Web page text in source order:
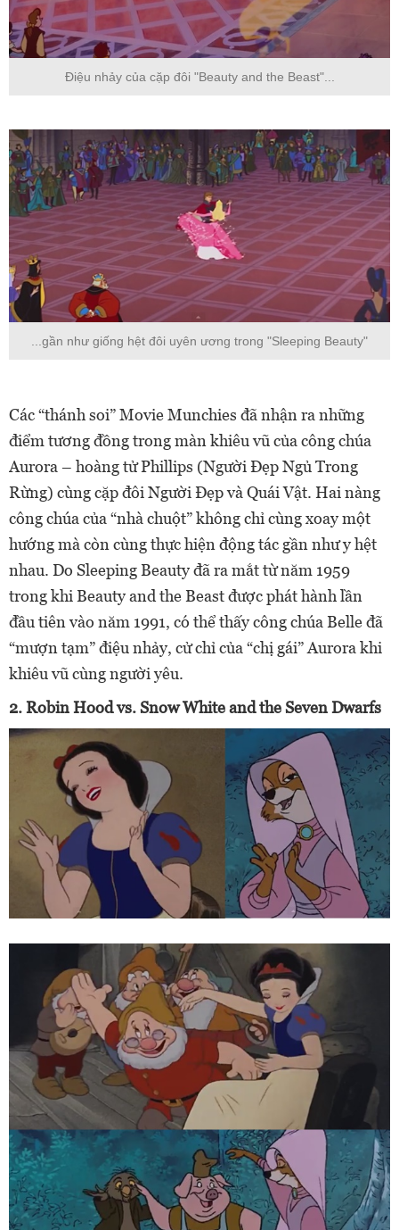
Điệu nhảy của cặp đôi "Beauty and the Beast"...
...gần như giống hệt đôi uyên ương trong "Sleeping Beauty"
Các “thánh soi” Movie Munchies đã nhận ra những
điểm tương đồng trong màn khiêu vũ của công chúa
Aurora – hoàng tử Phillips (Người Đẹp Ngủ Trong
Rừng) cùng cặp đôi Người Đẹp và Quái Vật. Hai nàng
công chúa của “nhà chuột” không chỉ cùng xoay một
hướng mà còn cùng thực hiện động tác gần như y hệt
nhau. Do Sleeping Beauty đã ra mắt từ năm 1959
trong khi Beauty and the Beast được phát hành lần
đầu tiên vào năm 1991, có thể thấy công chúa Belle đã
“mượn tạm” điệu nhảy, cử chỉ của “chị gái” Aurora khi
khiêu vũ cùng người yêu.
2. Robin Hood vs. Snow White and the Seven Dwarfs